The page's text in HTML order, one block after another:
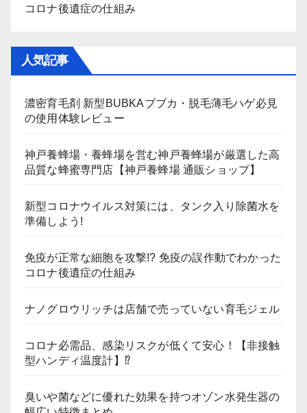
コロナ後遺症の仕組み
人気記事
濃密育毛剤 新型BUBKAブブカ・脱毛薄毛ハゲ必見
の使用体験レビュー
神戸養蜂場・養蜂場を営む神戸養蜂場が厳選した高
品質な蜂蜜専門店【神戸養蜂場 通販ショップ】
新型コロナウイルス対策には、タンク入り除菌水を
準備しよう!
免疫が正常な細胞を攻撃!? 免疫の誤作動でわかった
コロナ後遺症の仕組み
ナノグロウリッチは店舗で売っていない育毛ジェル
コロナ必需品、感染リスクが低くて安心！【非接触
型ハンディ温度計】⁉
臭いや菌などに優れた効果を持つオゾン水発生器の